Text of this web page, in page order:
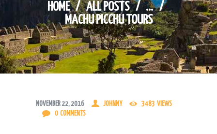
HOME ALL POSTS
...
MACHU PICCHU TOURS
NOVEMBER 22, 2016 JOHNNY 3483 VIEWS
0 COMMENTS